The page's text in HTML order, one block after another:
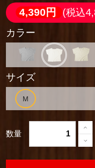
4,390円
(税込
カラー
サイズ
数量